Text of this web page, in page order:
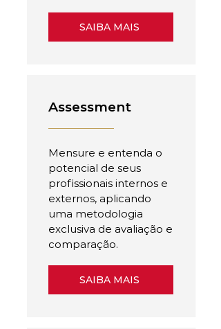
SAIBA MAIS
Assessment
Mensure e entenda o
potencial de seus
profissionais internos e
externos, aplicando
uma metodologia
exclusiva de avaliação e
comparação.
SAIBA MAIS